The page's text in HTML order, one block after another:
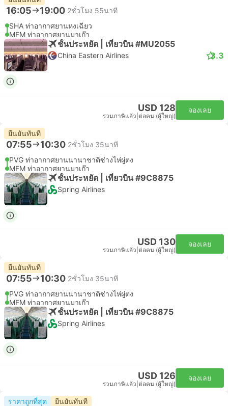
16:05 19:00 2ชั่วโมง 55นาที
SHA ท่าอากาศยานหงเฉียว
MFM ท่าอากาศยานมาเก๊า
ชั้นประหยัด | เที่ยวบิน #MU2055
China Eastern Airlines 3.3
USD 128
รวมภาษีแล้ว ต่อคน (ผู้ใหญ่)
จองเลย
ยืนยันทันที
07:55 10:30 2ชั่วโมง 35นาที
PVG ท่าอากาศยานนานาชาติซ่างไห่ผู่ตง
MFM ท่าอากาศยานมาเก๊า
ชั้นประหยัด | เที่ยวบิน #9C8875
Spring Airlines
USD 130
รวมภาษีแล้ว ต่อคน (ผู้ใหญ่)
จองเลย
ยืนยันทันที
07:55 10:30 2ชั่วโมง 35นาที
PVG ท่าอากาศยานนานาชาติซ่างไห่ผู่ตง
MFM ท่าอากาศยานมาเก๊า
ชั้นประหยัด | เที่ยวบิน #9C8875
Spring Airlines
USD 126
รวมภาษีแล้ว ต่อคน (ผู้ใหญ่)
จองเลย
ราคาถูกที่สุด ยืนยันทันที